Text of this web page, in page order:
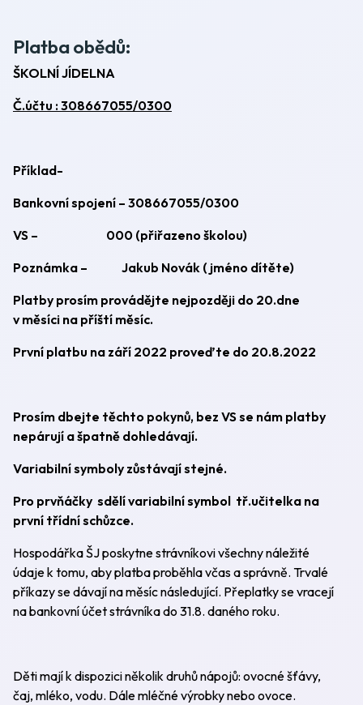
Platba obědů:
ŠKOLNÍ JÍDELNA
Č.účtu : 308667055/0300
Příklad-
Bankovní spojení – 308667055/0300
VS – 000 (přiřazeno školou)
Poznámka – Jakub Novák ( jméno dítěte)
Platby prosím provádějte nejpozději do 20.dne
v měsíci na příští měsíc.
První platbu na září 2022 proveďte do 20.8.2022
Prosím dbejte těchto pokynů, bez VS se nám platby
nepárují a špatně dohledávají.
Variabilní symboly zůstávají stejné.
Pro prvňáčky sdělí variabilní symbol tř.učitelka na
první třídní schůzce.
Hospodářka ŠJ poskytne strávníkovi všechny náležité
údaje k tomu, aby platba proběhla včas a správně. Trvalé
příkazy se dávají na měsíc následující. Přeplatky se vracejí
na bankovní účet strávníka do 31.8. daného roku.
Děti mají k dispozici několik druhů nápojů: ovocné šťávy,
čaj, mléko, vodu. Dále mléčné výrobky nebo ovoce.